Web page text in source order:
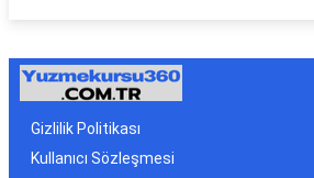
Gizlilik Politikası
Kullanıcı Sözleşmesi